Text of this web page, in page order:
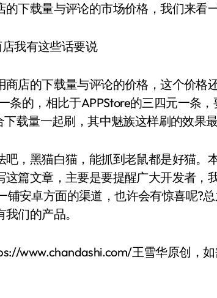
下载量与评论的市场价格，我们来看
店的下载量与评论的价格，这个价格
条的，相比于APPStore的三四元一条
载量一起刷，其中魅族这样刷的效果最
吧，黑猫白猫，能抓到老鼠都是好猫。
这篇文章，主要是要提醒广大开发者，
铺安卓方面的渠道，也许会有惊喜呢?
们的产品。
www.chandashi.com/王雪华原创，